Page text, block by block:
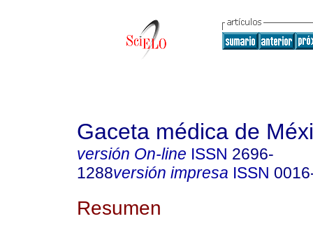
Gaceta médica de
versión On-line ISSN 2696-
1288versión impresa ISSN
Resumen